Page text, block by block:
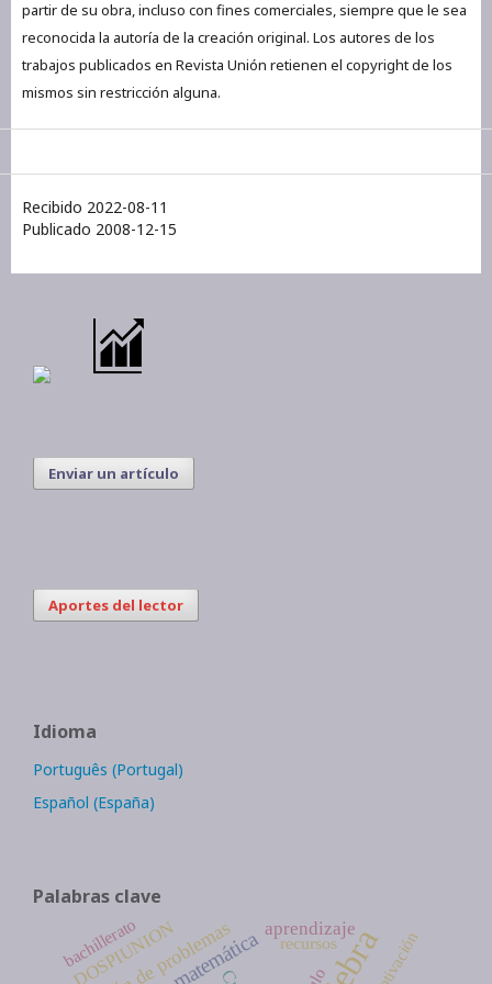
partir de su obra, incluso con fines comerciales, siempre que le sea
reconocida la autoría de la creación original. Los autores de los
trabajos publicados en Revista Unión retienen el copyright de los
mismos sin restricción alguna.
Recibido 2022-08-11
Publicado 2008-12-15
Enviar un artículo
Aportes del lector
Idioma
Português (Portugal)
Español (España)
Palabras clave
aprendizaje
DOSPIUNION motivación
bachillerato recursos